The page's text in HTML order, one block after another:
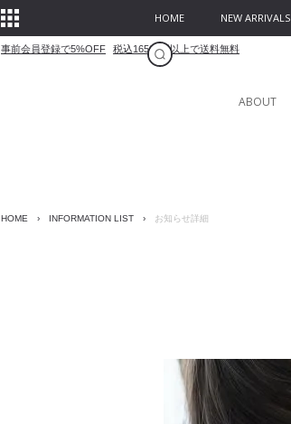
HOME NEW ARRIVALS
事前会員登録で5%OFF 税込16500円以上で送料無料
ABOUT
HOME › INFORMATION LIST › お知らせ詳細